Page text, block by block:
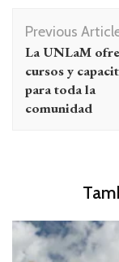
Navegación
de
entradas
Previous
La UNLaM
cursos y
para toda la
comunidad